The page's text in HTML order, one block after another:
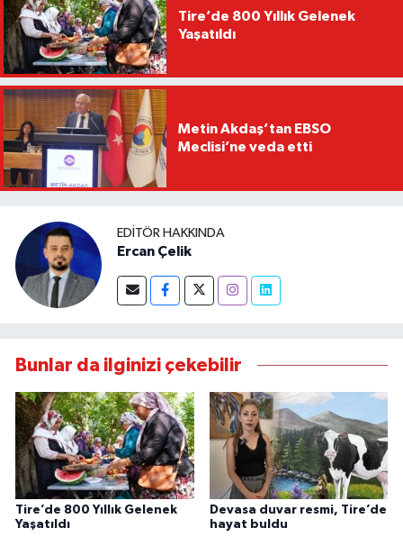
Tire’de 800 Yıllık Gelenek
Yaşatıldı
Metin Akdaş’tan EBSO
Meclisi’ne veda etti
EDITÖR HAKKINDA
Ercan Çelik
Bunlar da ilginizi çekebilir
Tire’de 800 Yıllık Gelenek
Yaşatıldı
Devasa duvar resmi, Tire’de
hayat buldu